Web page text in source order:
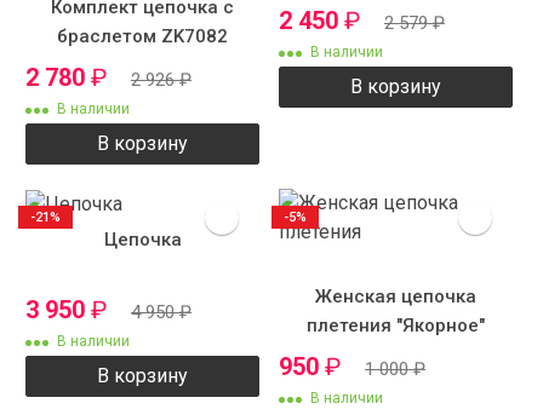
Комплект цепочка с
браслетом ZK7082
2 780 ₽ 2 926₽
В наличии
В корзину
2 450 ₽ 2 579₽
В наличии
В корзину
Цепочка
3 950 ₽ 4 950₽
В наличии
В корзину
-21%
Женская цепочка
плетения "Якорное"
950 ₽ 1 000₽
В наличии
-5%